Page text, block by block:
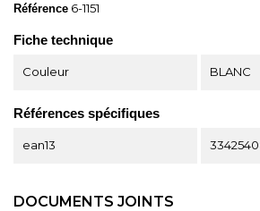
Référence 6-1151
Fiche technique
Couleur BLANC
Références spécifiques
ean13
DOCUMENTS JOINTS